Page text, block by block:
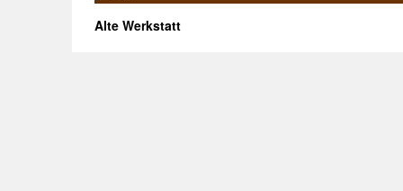
Alte Werkstatt